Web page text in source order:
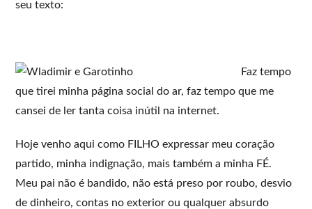
seu texto:
Faz tempo
que tirei minha página social do ar, faz tempo que me
cansei de ler tanta coisa inútil na internet.
Hoje venho aqui como FILHO expressar meu coração
partido, minha indignação, mais também a minha FÉ.
Meu pai não é bandido, não está preso por roubo, desvio
de dinheiro, contas no exterior ou qualquer absurdo